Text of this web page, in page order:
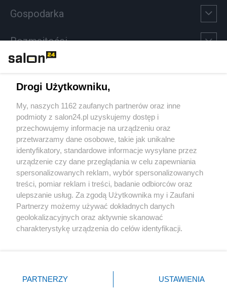
Gospodarka
Rozmaitości
Sport
Społeczeństwo
Kultura
X Facebook Instagram Youtube
Drogi Użytkowniku,
My, naszych 1162 zaufanych partnerów oraz inne
podmioty z salon24.pl uzyskujemy dostęp i
przechowujemy informacje na urządzeniu oraz
przetwarzamy dane osobowe, takie jak unikalne
identyfikatory, standardowe informacje wysyłane przez
urządzenie czy dane przeglądania w celu zapewniania
spersonalizowanych reklam, wybór spersonalizowanych
treści, pomiar reklam i treści, badanie odbiorców oraz
ulepszanie usług. Za zgodą Użytkownika my i Zaufani
Partnerzy możemy używać dokładnych danych
geolokalizacyjnych oraz aktywnie skanować
charakterystykę urządzenia do celów identyfikacji.
zmienić/wycofać klikając przycisk ustawień prywatności
znajdujący się w lewym dolnym rogu strony
PARTNERZY USTAWIENIA